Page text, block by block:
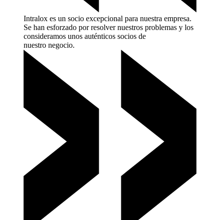
Intralox es un socio excepcional para nuestra empresa.
Se han esforzado por resolver nuestros problemas y los
consideramos unos auténticos socios de
nuestro negocio.